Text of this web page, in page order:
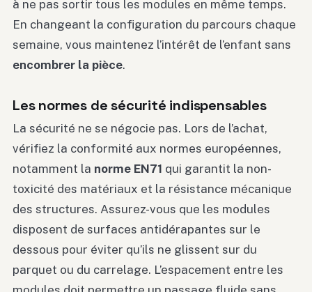
à ne pas sortir tous les modules en même temps.
En changeant la configuration du parcours chaque
semaine, vous maintenez l’intérêt de l’enfant sans
encombrer la pièce.
Les normes de sécurité indispensables
La sécurité ne se négocie pas. Lors de l’achat,
vérifiez la conformité aux normes européennes,
notamment la norme EN71 qui garantit la non-
toxicité des matériaux et la résistance mécanique
des structures. Assurez-vous que les modules
disposent de surfaces antidérapantes sur le
dessous pour éviter qu’ils ne glissent sur du
parquet ou du carrelage. L’espacement entre les